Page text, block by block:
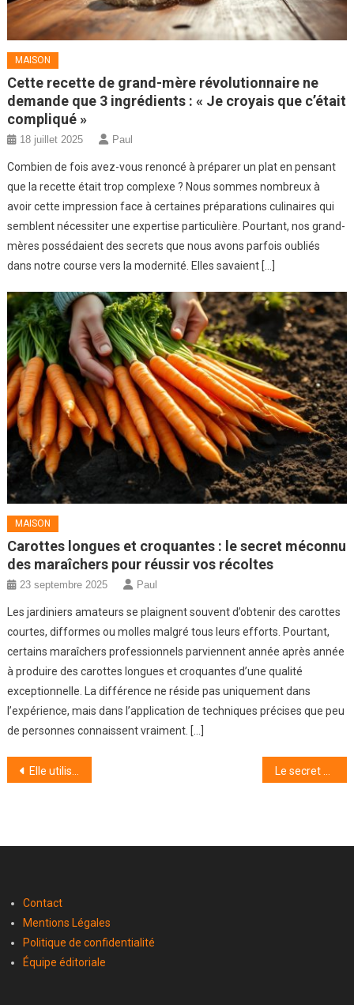
MAISON
Cette recette de grand-mère révolutionnaire ne
demande que 3 ingrédients : « Je croyais que c’était
compliqué »
18 juillet 2025 Paul
Combien de fois avez-vous renoncé à préparer un plat en pensant
que la recette était trop complexe ? Nous sommes nombreux à
avoir cette impression face à certaines préparations culinaires qui
semblent nécessiter une expertise particulière. Pourtant, nos grand-
mères possédaient des secrets que nous avons parfois oubliés
dans notre course vers la modernité. Elles savaient […]
MAISON
Carottes longues et croquantes : le secret méconnu
des maraîchers pour réussir vos récoltes
23 septembre 2025 Paul
Les jardiniers amateurs se plaignent souvent d’obtenir des carottes
courtes, difformes ou molles malgré tous leurs efforts. Pourtant,
certains maraîchers professionnels parviennent année après année
à produire des carottes longues et croquantes d’une qualité
exceptionnelle. La différence ne réside pas uniquement dans
l’expérience, mais dans l’application de techniques précises que peu
de personnes connaissent vraiment. […]
Navigation
Elle utilise une vieille passoire comme bac de semis : parfait drainage, zéro dépense Le secret des beaux jardins en été ? Ce petit arbre résistant et fleuri adoré des paysagistes
Contact
Mentions Légales
Politique de confidentialité
Équipe éditoriale